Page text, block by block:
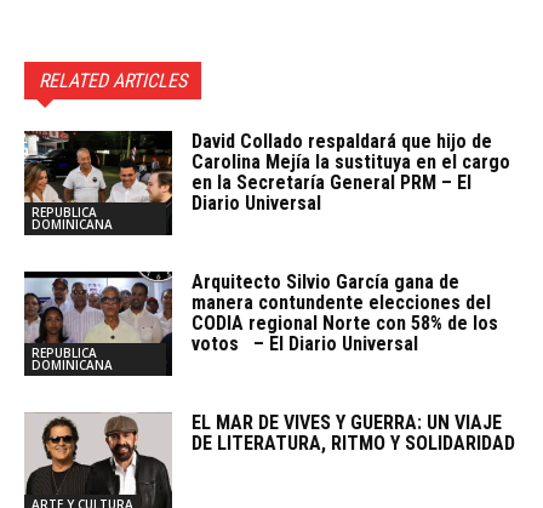
RELATED ARTICLES
REPUBLICA
DOMINICANA
David Collado respaldará que hijo de
Carolina Mejía la sustituya en el cargo
en la Secretaría General PRM – El
Diario Universal
REPUBLICA
DOMINICANA
Arquitecto SiIvio García gana de
manera contundente elecciones del
CODIA regional Norte con 58% de los
votos – El Diario Universal
ARTE Y CULTURA
EL MAR DE VIVES Y GUERRA: UN VIAJE
DE LITERATURA, RITMO Y SOLIDARIDAD